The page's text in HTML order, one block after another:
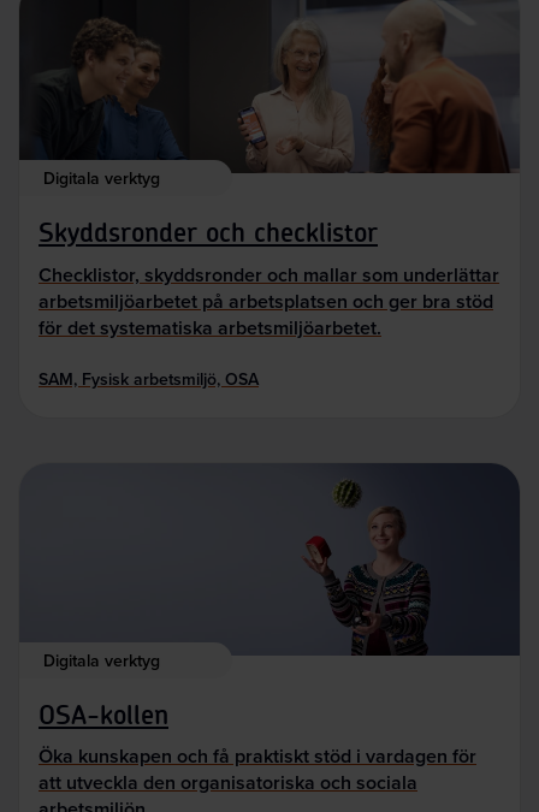
Digitala verktyg
Skyddsronder och checklistor
Checklistor, skyddsronder och mallar som underlättar
arbetsmiljöarbetet på arbetsplatsen och ger bra stöd
för det systematiska arbetsmiljöarbetet.
SAM, Fysisk arbetsmiljö, OSA
Digitala verktyg
OSA-kollen
Öka kunskapen och få praktiskt stöd i vardagen för
att utveckla den organisatoriska och sociala